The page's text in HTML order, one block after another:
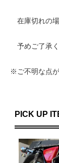
在庫切れの場
予めご了承く
※ご不明な点
PICK UP